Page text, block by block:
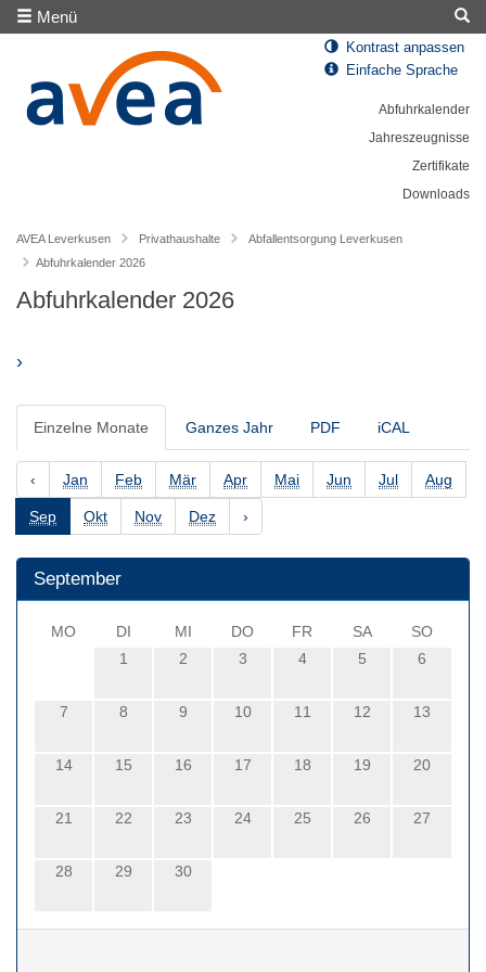
Menü
Kontrast anpassen
Einfache Sprache
Abfuhrkalender
Jahreszeugnisse
Zertifikate
Downloads
AVEA Leverkusen Privathaushalte
Abfallentsorgung Leverkusen
Abfuhrkalender 2026
Abfuhrkalender 2026
›
Einzelne Monate Ganzes Jahr PDF iCAL
‹ Jan Feb Mär Apr Mai Jun Jul Aug
Sep Okt Nov Dez ›
September
MO DI MI DO FR SA
SO
1
2 3 4 5 6
7 8 9 10 11 12 13
14 15 16 17 18 19 20
21 22 23 24 25 26 27
28 29 30